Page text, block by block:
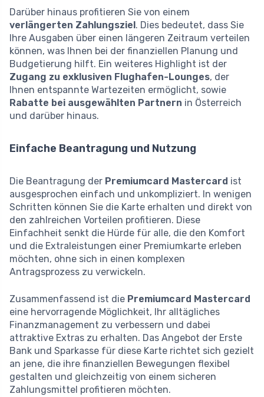
Darüber hinaus profitieren Sie von einem
verlängerten Zahlungsziel. Dies bedeutet, dass Sie
Ihre Ausgaben über einen längeren Zeitraum verteilen
können, was Ihnen bei der finanziellen Planung und
Budgetierung hilft. Ein weiteres Highlight ist der
Zugang zu exklusiven Flughafen-Lounges, der
Ihnen entspannte Wartezeiten ermöglicht, sowie
Rabatte bei ausgewählten Partnern in Österreich
und darüber hinaus.
Einfache Beantragung und Nutzung
Die Beantragung der Premiumcard Mastercard ist
ausgesprochen einfach und unkompliziert. In wenigen
Schritten können Sie die Karte erhalten und direkt von
den zahlreichen Vorteilen profitieren. Diese
Einfachheit senkt die Hürde für alle, die den Komfort
und die Extraleistungen einer Premiumkarte erleben
möchten, ohne sich in einen komplexen
Antragsprozess zu verwickeln.
Zusammenfassend ist die Premiumcard Mastercard
eine hervorragende Möglichkeit, Ihr alltägliches
Finanzmanagement zu verbessern und dabei
attraktive Extras zu erhalten. Das Angebot der Erste
Bank und Sparkasse für diese Karte richtet sich gezielt
an jene, die ihre finanziellen Bewegungen flexibel
gestalten und gleichzeitig von einem sicheren
Zahlungsmittel profitieren möchten.